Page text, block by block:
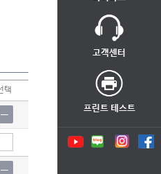
택
고객센터
프린트 테스트